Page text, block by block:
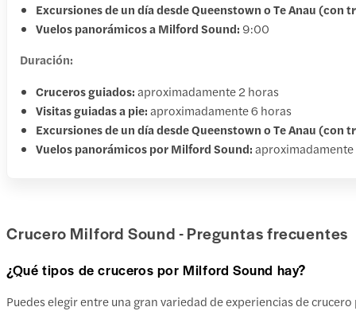
Excursiones de un día desde Queenstown o Te Anau (con
Vuelos panorámicos a Milford Sound: 9:00
Duración:
Cruceros guiados:aproximadamente 2 horas
Visitas guiadas a pie:aproximadamente 6 horas
Excursiones de un día desde Queenstown o Te Anau (con
Vuelos panorámicos por Milford Sound:
Crucero Milford Sound - Preguntas frecuentes
¿Qué tipos de cruceros por Milford Sound hay?
Puedes elegir entre una gran variedad de experiencias de